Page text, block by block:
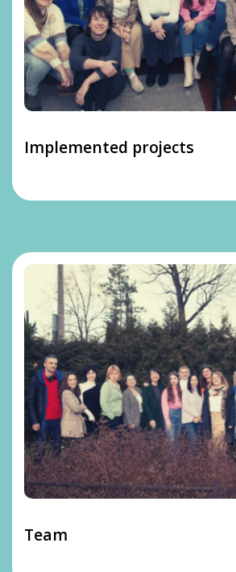
Implemented projects
Team